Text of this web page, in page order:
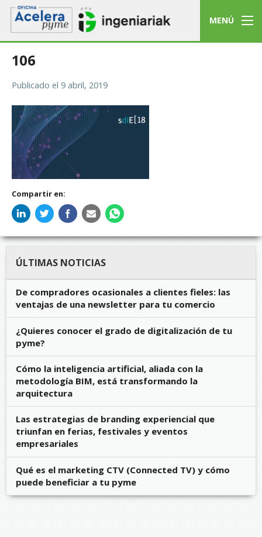
MENÚ
106
Publicado el 9 abril, 2019
Compartir en:
ÚLTIMAS NOTICIAS
De compradores ocasionales a clientes fieles: las
ventajas de una newsletter para tu comercio
¿Quieres conocer el grado de digitalización de tu
pyme?
Cómo la inteligencia artificial, aliada con la
metodología BIM, está transformando la
arquitectura
Las estrategias de branding experiencial que
triunfan en ferias, festivales y eventos
empresariales
Qué es el marketing CTV (Connected TV) y cómo
puede beneficiar a tu pyme